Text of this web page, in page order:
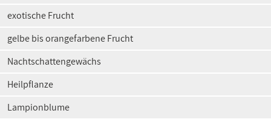
exotische Frucht
gelbe bis orangefarbene Frucht
Nachtschattengewächs
Heilpflanze
Lampionblume